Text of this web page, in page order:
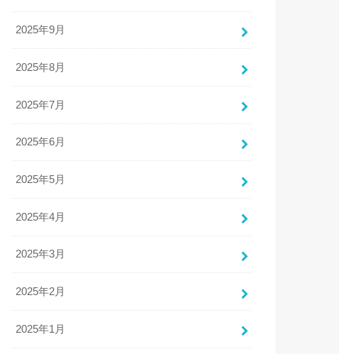
2025年9月
2025年8月
2025年7月
2025年6月
2025年5月
2025年4月
2025年3月
2025年2月
2025年1月